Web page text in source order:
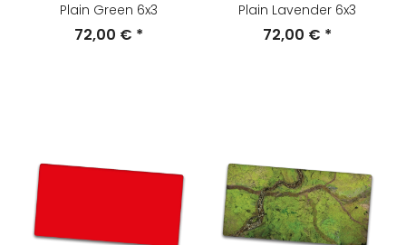
Plain Green 6x3
72,00 € *
Plain Lavender 6x3
72,00 € *